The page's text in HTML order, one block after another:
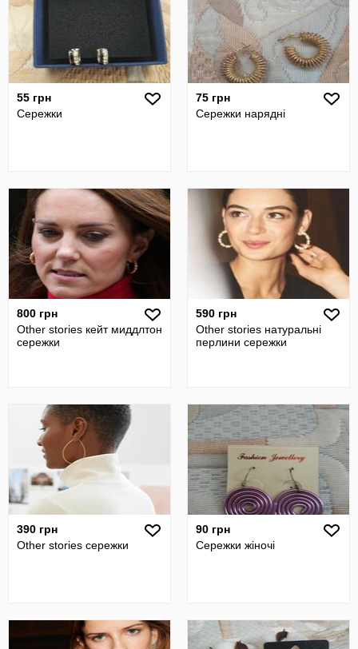
55 грн
Сережки
75 грн
Сережки нарядні
800 грн
Other stories кейт миддлтон
сережки
590 грн
Other stories натуральні
перлини сережки
390 грн
Other stories сережки
90 грн
Сережки жіночі